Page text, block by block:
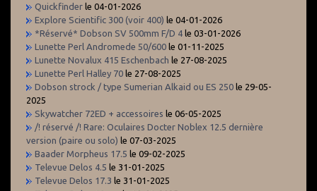
Quickfinder le 04-01-2026
Explore Scientific 300 (voir 400) le 04-01-2026
*Réservé* Dobson SV 500mm F/D 4 le 03-01-2026
Lunette Perl Andromede 50/600 le 01-11-2025
Lunette Novalux 415 Eschenbach le 27-08-2025
Lunette Perl Halley 70 le 27-08-2025
Dobson strock / type Sumerian Alkaid ou ES 250 le 29-05-
2025
Skywatcher 72ED + accessoires le 06-05-2025
/! réservé /! Rare: Oculaires Docter Noblex 12.5 dernière
version (paire ou solo) le 07-03-2025
Baader Morpheus 17.5 le 09-02-2025
Televue Delos 4.5 le 31-01-2025
Televue Delos 17.3 le 31-01-2025